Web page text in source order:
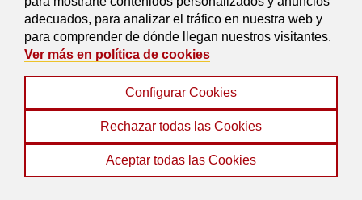
adecuados, para analizar el tráfico en nuestra web y
para comprender de dónde llegan nuestros visitantes.
Ver más en política de cookies
Configurar Cookies
Rechazar todas las Cookies
Aceptar todas las Cookies
© 2022 Ayuntamiento de Dúdar
Política de Cookies | Accesibilidad
Protección de Datos | Mapa Web